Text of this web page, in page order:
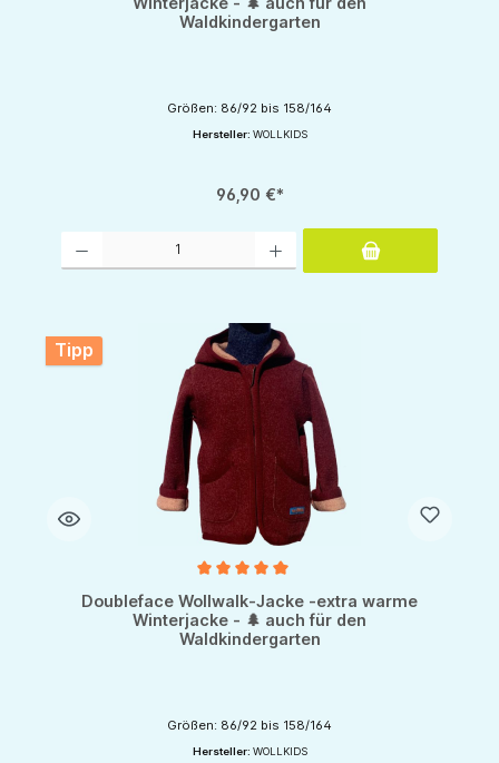
Waldkindergarten
Größen: 86/92 bis 158/164
Hersteller: WOLLKIDS
96,90 €*
Tipp
Durchschnittliche Bewertung von 5 von 5 Sternen
Doubleface Wollwalk-Jacke -extra warme
Winterjacke - 🌲 auch für den
Waldkindergarten
Größen: 86/92 bis 158/164
Hersteller: WOLLKIDS